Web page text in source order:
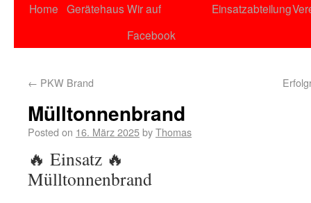
Home Gerätehaus Wir auf
Facebook
Einsatzabteilung
← PKW Brand
Mülltonnenbrand
Posted on 16. März 2025byThomas
🔥 Einsatz 🔥
Mülltonnenbrand